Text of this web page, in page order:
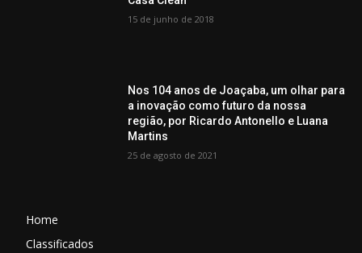
15 de junho de 2018
Nos 104 anos de Joaçaba, um olhar para
a inovação como futuro da nossa
região, por Ricardo Antonello e Luana
Martins
25 de agosto de 2021
Home
Classificados